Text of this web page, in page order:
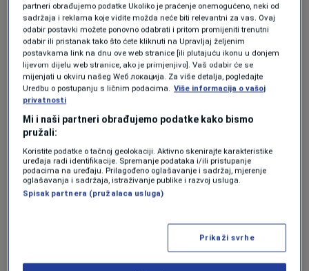
zbog apstinencije postača od konzumiranja
hrane itečnosti. To dovodi do isušivanja i
sluznica disajnih puteva. Te isušene sluznice
disajnih puteva su podložnije različitim
zagađenjima, različitim štetnim materijama
gdje dolazi do iritacije grla, disajnih puteva,
kašlja, otežanog disanja pa čak i muke i
povraćanja",kazala je za N1.
Štetnija od duhana
Dim ima dvije faze svoga razvoja, aerosolnu i
partneri obrađujemo podatke Ukoliko je praćenje onemogućeno, neki od
sadržaja i reklama koje vidite možda neće biti relevantni za vas. Ovaj
odabir postavki možete ponovno odabrati i pritom promijeniti trenutni
odabir ili pristanak tako što ćete kliknuti na Upravljaj željenim
postavkama link na dnu ove web stranice [ili plutajuću ikonu u donjem
lijevom dijelu web stranice, ako je primjenjivo]. Vaš odabir će se
mijenjati u okviru našeg Wеб локација. Za više detalja, pogledajte
Uredbu o postupanju s ličnim podacima. Više informacija o vašoj
privatnosti
Mi i naši partneri obrađujemo podatke kako bismo
pružali:
Koristite podatke o tačnoj geolokaciji. Aktivno skenirajte karakteristike
uređaja radi identifikacije. Spremanje podataka i/ili pristupanje
podacima na uređaju. Prilagođeno oglašavanje i sadržaj, mjerenje
oglašavanja i sadržaja, istraživanje publike i razvoj usluga.
Spisak partnera (pružalaca usluga)
Prikaži svrhe